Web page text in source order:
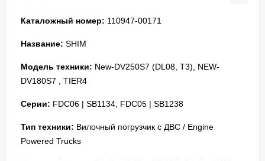
Каталожный номер: 110947-00171
Название: SHIM
Модель техники: New-DV250S7 (DL08, T3), NEW-
DV180S7 , TIER4
Серии: FDC06 | SB1134; FDC05 | SB1238
Тип техники: Вилочный погрузчик с ДВС / Engine
Powered Trucks